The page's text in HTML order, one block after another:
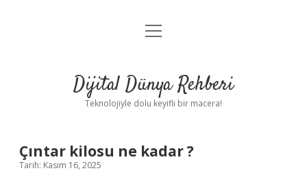
Anasayfa
Yasal Uyarı
menüyü
Dijital Dünya Rehberi
Teknolojiyle dolu keyifli bir macera!
Çıntar kilosu ne kadar ?
Tarih: Kasım 16, 2025